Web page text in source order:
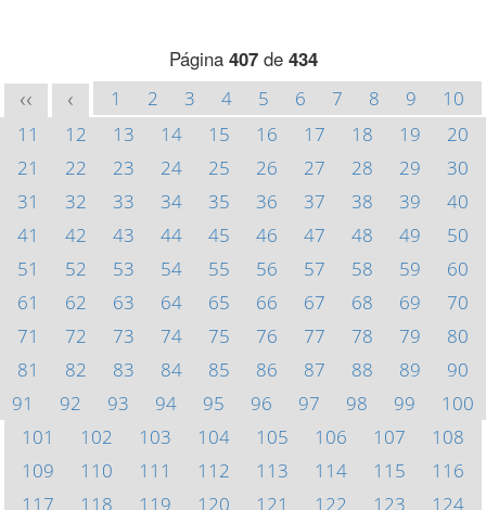
Página 407de 434
<< < 1 2 3 4 5 6 7 8 9
10
11
12 13 14 15 16 17 18 19
20
21
22 23 24 25 26 27 28 29
30
31
32 33 34 35 36 37 38 39
40
41
42 43 44 45 46 47 48 49
50
51
52 53 54 55 56 57 58 59
60
61
62 63 64 65 66 67 68 69
70
71
72 73 74 75 76 77 78 79
80
81
82 83 84 85 86 87 88 89
90
91
92 93 94 95 96 97 98 99
100
101
102 103 104 105 106 107
108
109
110 111 112 113 114 115
116
117
118 119 120 121 122 123
124